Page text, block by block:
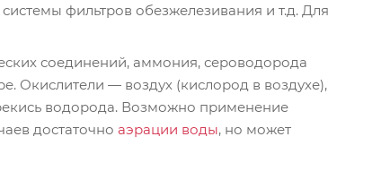
фильтров обезжелезивания и т.д. Для
соединений, аммония, сероводорода
Окислители — воздух (кислород в воздухе),
водорода. Возможно применение
достаточно аэрации воды, но может